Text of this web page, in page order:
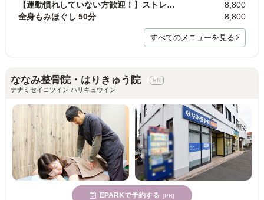
【運動慣れしていない方歓迎！】ストレッチ整体＋ト…
8,800
全身もみほぐし 50分
8,800
すべてのメニューを見る
ななみ整骨院・はりきゅう院
ナナミセイコツイン ハリキュウイン
EPARKで予約する [PR]